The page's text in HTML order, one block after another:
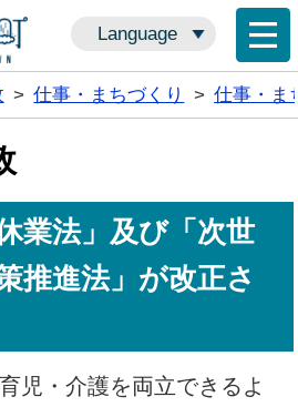
Language
> 仕事・まちづくり > 仕事・ま
業法」及び「次世
推進法」が改正さ
児・介護を両立できるよ